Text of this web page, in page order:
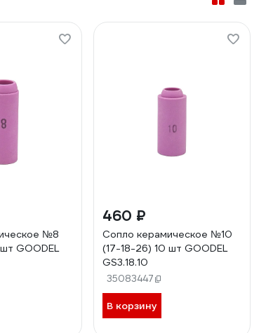
№8
GOODEL
460 ₽
Сопло керамическое №10
(17-18-26) 10 шт GOODEL
GS3.18.10
35083447
В корзину